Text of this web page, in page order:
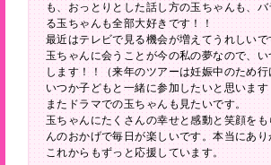
も、おっとりとした話し方の玉ちゃんも、
る玉ちゃんも全部大好きです！！
最近はテレビで見る機会が増えてうれしいで
玉ちゃんに会うことが今の私の夢なので、
します！！（来年のツアーは妊娠中のため行
いつか子どもと一緒に参加したいと思います
またドラマでの玉ちゃんも見たいです。
玉ちゃんにたくさんの幸せと感動と笑顔を
んのおかげで毎日が楽しいです。本当にあ
これからもずっと応援しています。